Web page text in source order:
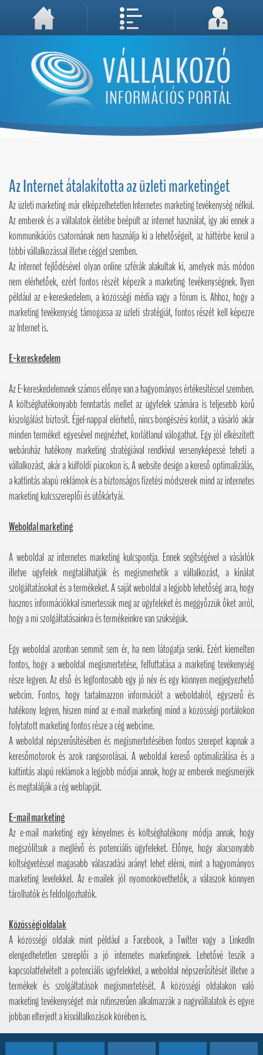
A weboldal használatával Ön elfogadja, hogy Cookie-kat (sütiket) tároljunk számítógépén. A sütik a weboldal megfelelő működéséhez
Megértettem, folytatás...
Az Internet átalakította az üzleti marketinget
Az üzleti marketing már elképzelhetetlen Internetes marketing tevékenység nélkül.
Az emberek és a vállalatok életébe beépült az internet használat, így aki ennek a
kommunikációs csatornának nem használja ki a lehetőségeit, az háttérbe kerül a
többi vállalkozással illetve céggel szemben.
Az internet fejlődésével olyan online szférák alakultak ki, amelyek más módon
nem elérhetőek, ezért fontos részét képezik a marketing tevékenységnek. Ilyen
például az e-kereskedelem, a közösségi média vagy a fórum is. Ahhoz, hogy a
marketing tevékenység támogassa az üzleti stratégiát, fontos részét kell képezze
az Internet is.
E-kereskedelem
Az E-kereskedelemnek számos előnye van a hagyományos értékesítéssel szemben.
A költséghatékonyabb fenntartás mellet az ügyfelek számára is teljesebb körű
kiszolgálást biztosít. Éjjel-nappal elérhető, nincs böngészési korlát, a vásárló akár
minden terméket egyesével megnézhet, korlátlanul válogathat. Egy jól elkészített
webáruház hatékony marketing stratégiával rendkívül versenyképessé teheti a
vállalkozást, akár a külföldi piacokon is. A website design a kereső optimalizálás,
a kattintás alapú reklámok és a biztonságos fizetési módszerek mind az internetes
marketing kulcsszereplői és ütőkártyái.
Weboldal marketing
A weboldal az internetes marketing kulcspontja. Ennek segítségével a vásárlók
illetve ügyfelek megtalálhatják és megismerhetik a vállalkozást, a kínálat
szolgáltatásokat és a termékeket. A saját weboldal a legjobb lehetőség arra, hogy
hasznos információkkal ismertessük meg az ügyfeleket és meggyőzzük őket arról,
hogy a mi szolgáltatásainkra és termékeinkre van szükségük.
Egy weboldal azonban semmit sem ér, ha nem látogatja senki. Ezért kiemelten
fontos, hogy a weboldal megismertetése, felfuttatása a marketing tevékenység
része legyen. Az első és legfontosabb egy jó név és egy könnyen megjegyezhető
webcím. Fontos, hogy tartalmazzon információt a weboldalról, egyszerű és
hatékony legyen, hiszen mind az e-mail marketing mind a közösségi portálokon
folytatott marketing fontos része a cég webcíme.
A weboldal népszerűsítésében és megismertetésében fontos szerepet kapnak a
keresőmotorok és azok rangsorolásai. A weboldal kereső optimalizálása és a
kattintás alapú reklámok a legjobb módjai annak, hogy az emberek megismerjék
és megtalálják a cég weblapját.
E-mail marketing
Az e-mail marketing egy kényelmes és költséghatékony módja annak, hogy
megszólítsuk a meglévő és potenciális ügyfeleket. Előnye, hogy alacsonyabb
költségvetéssel magasabb válaszadási arányt lehet elérni, mint a hagyományos
marketing levelekkel. Az e-mailek jól nyomonkövethetők, a válaszok könnyen
tárolhatók és feldolgozhatók.
Közösségi oldalak
A közösségi oldalak mint például a Facebook, a Twitter vagy a LinkedIn
elengedhetetlen szereplői a jó internetes marketingnek. Lehetővé teszik a
kapcsolatfelvételt a potenciális ügyfelekkel, a weboldal népszerűsítését illetve a
termékek és szolgáltatások megismertetését. A közösségi oldalakon való
marketing tevékenységet már rutinszerűen alkalmazzák a nagyvállalatok és egyre
jobban elterjedt a kisvállalkozások körében is.